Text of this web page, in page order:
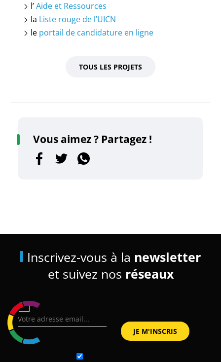
l’Aide et Ressources
la Liste rouge de l’UICN
le portail de candidature en ligne
TOUS LES PROJETS
Vous aimez ? Partagez !
Inscrivez-vous à la newsletter
et suivez nos réseaux